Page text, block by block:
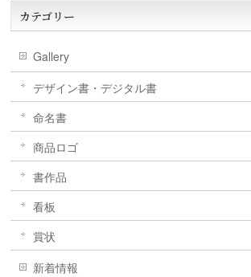
カテゴリー
Gallery
デザイン書・デジタル書
命名書
商品ロゴ
書作品
看板
賞状
新着情報